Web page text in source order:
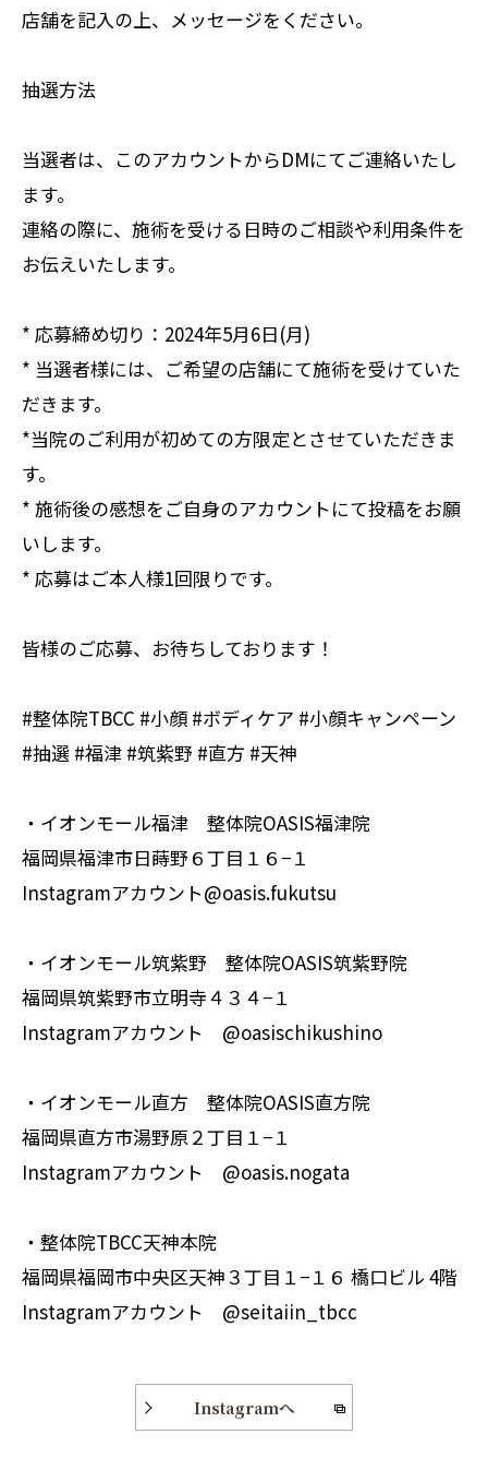
店舗を記入の上、メッセージをください。
抽選方法
当選者は、このアカウントからDMにてご連絡いたし
ます。
連絡の際に、施術を受ける日時のご相談や利用条件を
お伝えいたします。
* 応募締め切り：2024年5月6日(月)
* 当選者様には、ご希望の店舗にて施術を受けていた
だきます。
*当院のご利用が初めての方限定とさせていただきま
す。
* 施術後の感想をご自身のアカウントにて投稿をお願
いします。
* 応募はご本人様1回限りです。
皆様のご応募、お待ちしております！
#整体院TBCC #小顔 #ボディケア #小顔キャンペーン
#抽選 #福津 #筑紫野 #直方 #天神
・イオンモール福津 整体院OASIS福津院
福岡県福津市日蒔野６丁目１６−１
Instagramアカウント@oasis.fukutsu
・イオンモール筑紫野 整体院OASIS筑紫野院
福岡県筑紫野市立明寺４３４−１
Instagramアカウント @oasischikushino
・イオンモール直方 整体院OASIS直方院
福岡県直方市湯野原２丁目１−１
Instagramアカウント @oasis.nogata
・整体院TBCC天神本院
福岡県福岡市中央区天神３丁目１−１６ 橋口ビル 4階
Instagramアカウント @seitaiin_tbcc
Instagramへ